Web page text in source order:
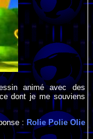
animé avec des
dont je me souviens
: Rolie Polie Olie